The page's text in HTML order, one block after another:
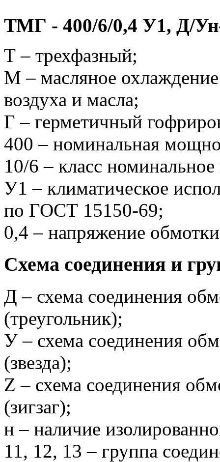
ТМГ - 400/6/0,4 У1, Д/
Т – трехфазный;
М – масляное охлаждение
воздуха и масла;
Г – герметичный
400 – номинальная
10/6 – класс
У1 – климатическое
по ГОСТ 15150-69;
0,4 – напряжение
Схема соединения и
Д – схема соединения
(треугольник);
У – схема соединения
(звезда);
Z – схема соединения
(зигзаг);
н – наличие
11, 12, 13 – группа